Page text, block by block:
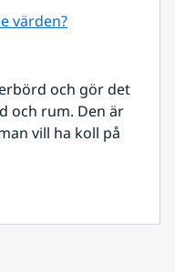
värden?
och gör det
och rum. Den är
vill ha koll på